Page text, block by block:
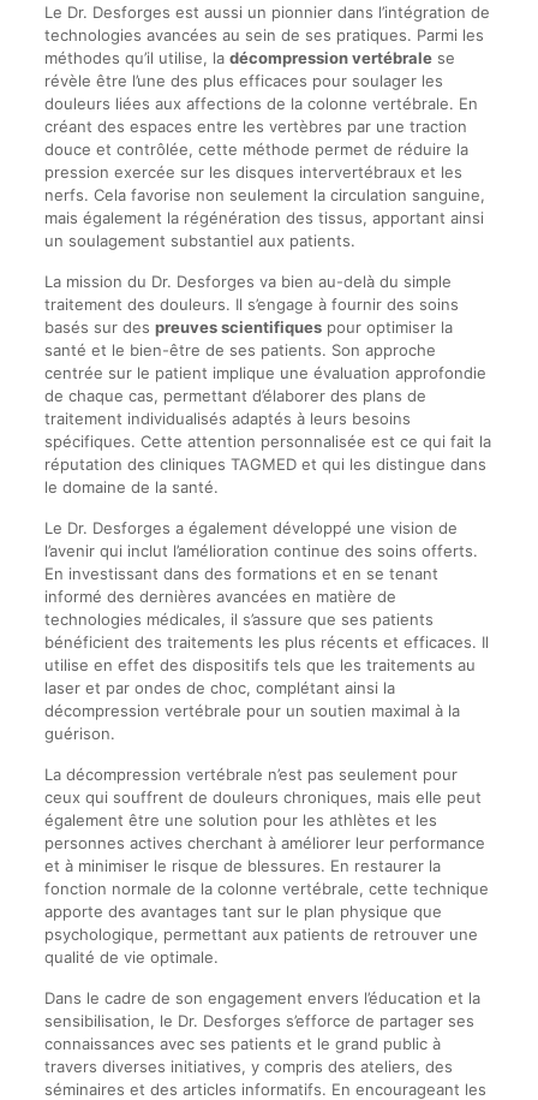
Le Dr. Desforges est aussi un pionnier dans l’intégration de
technologies avancées au sein de ses pratiques. Parmi les
méthodes qu’il utilise, la décompression vertébralese
révèle être l’une des plus efficaces pour soulager les
douleurs liées aux affections de la colonne vertébrale. En
créant des espaces entre les vertèbres par une traction
douce et contrôlée, cette méthode permet de réduire la
pression exercée sur les disques intervertébraux et les
nerfs. Cela favorise non seulement la circulation sanguine,
mais également la régénération des tissus, apportant ainsi
un soulagement substantiel aux patients.
La mission du Dr. Desforges va bien au-delà du simple
traitement des douleurs. Il s’engage à fournir des soins
basés sur des preuves scientifiquespour optimiser la
santé et le bien-être de ses patients. Son approche
centrée sur le patient implique une évaluation approfondie
de chaque cas, permettant d’élaborer des plans de
traitement individualisés adaptés à leurs besoins
spécifiques. Cette attention personnalisée est ce qui fait la
réputation des cliniques TAGMED et qui les distingue dans
le domaine de la santé.
Le Dr. Desforges a également développé une vision de
l’avenir qui inclut l’amélioration continue des soins offerts.
En investissant dans des formations et en se tenant
informé des dernières avancées en matière de
technologies médicales, il s’assure que ses patients
bénéficient des traitements les plus récents et efficaces. Il
utilise en effet des dispositifs tels que les traitements au
laser et par ondes de choc, complétant ainsi la
décompression vertébrale pour un soutien maximal à la
guérison.
La décompression vertébrale n’est pas seulement pour
ceux qui souffrent de douleurs chroniques, mais elle peut
également être une solution pour les athlètes et les
personnes actives cherchant à améliorer leur performance
et à minimiser le risque de blessures. En restaurer la
fonction normale de la colonne vertébrale, cette technique
apporte des avantages tant sur le plan physique que
psychologique, permettant aux patients de retrouver une
qualité de vie optimale.
Dans le cadre de son engagement envers l’éducation et la
sensibilisation, le Dr. Desforges s’efforce de partager ses
connaissances avec ses patients et le grand public à
travers diverses initiatives, y compris des ateliers, des
séminaires et des articles informatifs. En encourageant les